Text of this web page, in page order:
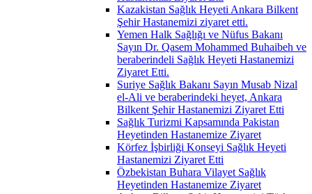
Kazakistan Sağlık Heyeti Ankara Bilkent
Şehir Hastanemizi ziyaret etti.
Yemen Halk Sağlığı ve Nüfus Bakanı
Sayın Dr. Qasem Mohammed Buhaibeh ve
beraberindeli Sağlık Heyeti Hastanemizi
Ziyaret Etti.
Suriye Sağlık Bakanı Sayın Musab Nizal
el-Ali ve beraberindeki heyet, Ankara
Bilkent Şehir Hastanemizi Ziyaret Etti
Sağlık Turizmi Kapsamında Pakistan
Heyetinden Hastanemize Ziyaret
Körfez İşbirliği Konseyi Sağlık Heyeti
Hastanemizi Ziyaret Etti
Özbekistan Buhara Vilayet Sağlık
Heyetinden Hastanemize Ziyaret